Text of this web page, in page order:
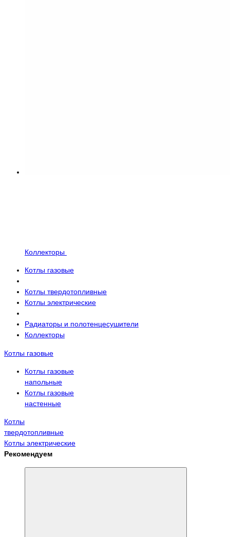
Коллекторы
Котлы газовые
Котлы твердотопливные
Котлы электрические
Радиаторы и полотенцесушители
Коллекторы
Котлы газовые
Котлы газовые
напольные
Котлы газовые
настенные
Котлы
твердотопливные
Котлы электрические
Рекомендуем